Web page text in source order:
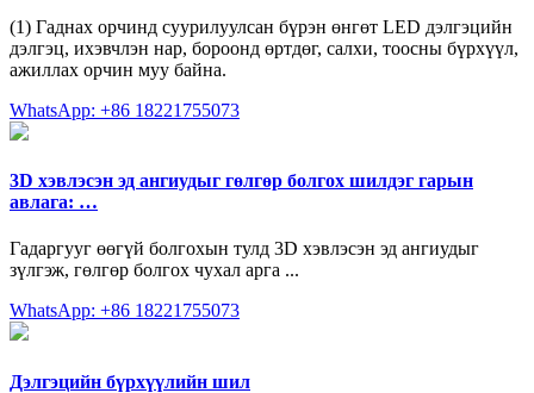
(1) Гаднах орчинд суурилуулсан бүрэн өнгөт LED дэлгэцийн
дэлгэц, ихэвчлэн нар, бороонд өртдөг, салхи, тоосны бүрхүүл,
ажиллах орчин муу байна.
WhatsApp: +86 18221755073
3D хэвлэсэн эд ангиудыг гөлгөр болгох шилдэг гарын
авлага: …
Гадаргууг өөгүй болгохын тулд 3D хэвлэсэн эд ангиудыг
зүлгэж, гөлгөр болгох чухал арга ...
WhatsApp: +86 18221755073
Дэлгэцийн бүрхүүлийн шил